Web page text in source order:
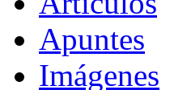
Apuntes
Imágenes